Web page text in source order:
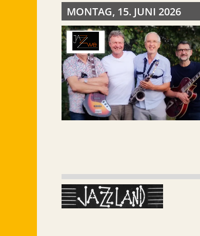
MONTAG, 15. JUNI 2026